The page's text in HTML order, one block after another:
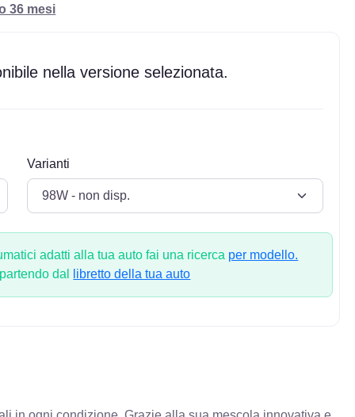
36 mesi
nella versione selezionata.
Varianti
adatti alla tua auto fai una ricerca per modello.
dal
libretto della tua auto